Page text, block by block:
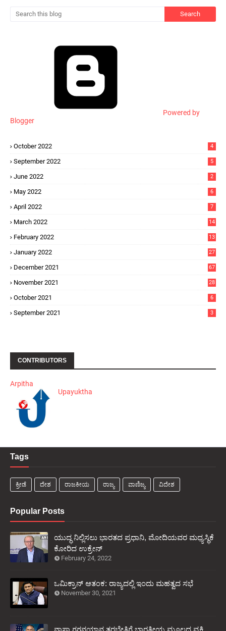
Powered by
Blogger
October 2022 4
September 2022 5
June 2022 2
May 2022 6
April 2022 7
March 2022 14
February 2022 13
January 2022 27
December 2021 67
November 2021 28
October 2021 6
September 2021 3
CONTRIBUTORS
Arpitha
Upayuktha
Tags
ಕ್ರೀಡೆ ದೇಶ ರಾಜಕೀಯ ರಾಜ್ಯ ವಾಣಿಜ್ಯ ವಿದೇಶ
Popular Posts
ಯುದ್ಧ ನಿಲ್ಲಿಸಲು ಭಾರತದ ಪ್ರಧಾನಿ, ಮೋದಿಯವರ ಮಧ್ಯಸ್ಥಿಕೆ
ಕೋರಿದ ಉಕ್ರೇನ್
February 24, 2022
ಒಮಿಕ್ರಾನ್ ಆತಂಕ: ರಾಜ್ಯದಲ್ಲಿ ಇಂದು ಮಹತ್ವದ ಸಭೆ
November 30, 2021